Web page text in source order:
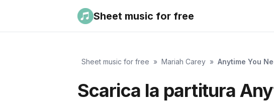
Sheet music for free
Sheet music for free » Mariah Carey » Anytime You
Scarica la partitura